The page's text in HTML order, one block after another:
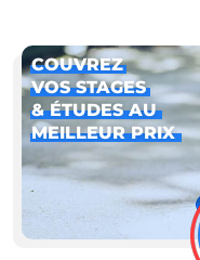
COUVREZ
VOS STAGES
& ÉTUDES AU
MEILLEUR PRIX